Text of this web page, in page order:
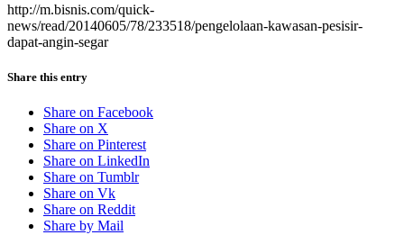
http://m.bisnis.com/quick-
news/read/20140605/78/233518/pengelolaan-kawasan-pesisir-
dapat-angin-segar
Share this entry
Share on Facebook
Share on X
Share on Pinterest
Share on LinkedIn
Share on Tumblr
Share on Vk
Share on Reddit
Share by Mail